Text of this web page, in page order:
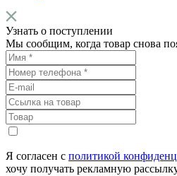
Узнать о поступлении
Мы сообщим, когда товар снова
Я согласен с политикой
хочу получать рекламную